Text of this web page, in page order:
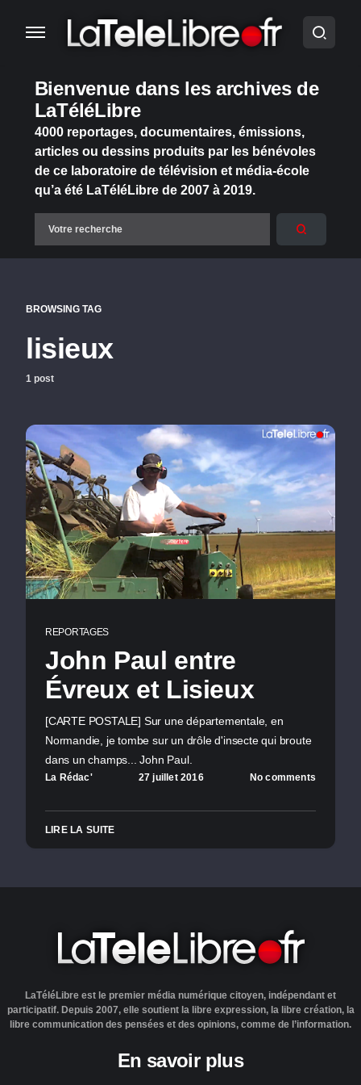
Bienvenue dans les archives de
LaTéléLibre
4000 reportages, documentaires, émissions,
articles ou dessins produits par les bénévoles
de ce laboratoire de télévision et média-école
qu’a été LaTéléLibre de 2007 à 2019.
BROWSING TAG
lisieux
1 post
REPORTAGES
John Paul entre
Évreux et Lisieux
[CARTE POSTALE] Sur une départementale, en
Normandie, je tombe sur un drôle d'insecte qui broute
dans un champs... John Paul.
La Rédac' 27 juillet 2016 No comments
LIRE LA SUITE
LaTéléLibre est le premier média numérique citoyen, indépendant et
participatif. Depuis 2007, elle soutient la libre expression, la libre création, la
libre communication des pensées et des opinions, comme de l’information.
En savoir plus